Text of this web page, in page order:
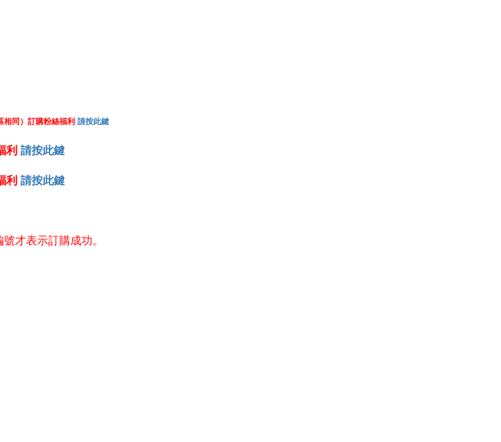
相同）訂購粉絲福利 請按此鍵
利 請按此鍵
利 請按此鍵
才表示訂購成功。